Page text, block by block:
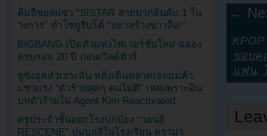
←
ขอบ
แฟน,
คิมฮีชอลแซว “SISTAR สายบวกอันดับ 1 ใน
วงการ” ทำโซยูรีบโต้ “อย่าสร้างข่าวลือ!”
BIGBANG เปิดตัวแท่งไฟเวอร์ชั่นใหม่ ฉลอง
ครบรอบ 20 ปี ก่อนเวิลด์ทัวร์
จูซังอุคหัวเราะลั่น หลังเดินตลาดเจอแม่ค้า
แซวแรง “ตัวร้ายสุดๆ คนไม่ดี” เหตุเพราะอิน
บทตัวร้ายใน Agent Kim Reactivated
ครูประจำชั้นออกโรงปกป้อง “วอนอี
RESCENE” ปมบูลลี่ในโรงเรียน ดราม่า